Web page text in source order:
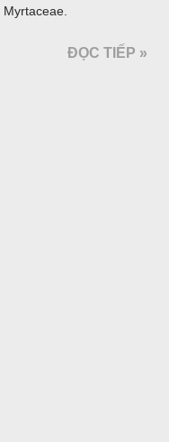
ĐỌC TIẾP »